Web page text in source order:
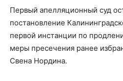
Первый апелляционный суд
постановление
первой инстанции по
меры пресечения ранее
Свена Нордина.